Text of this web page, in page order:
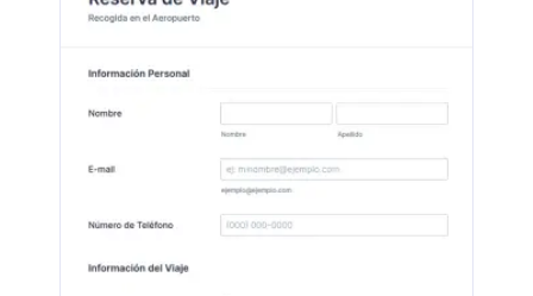
poder reservar con vuestra compañía, e incrementar
de taxis es única, con lo que podéis diseñarlo con
formularios de Jotform de fácil uso! Únicamente,
debéis arrastrar y soltar los campos del formulario y
reorganizar la plantilla, subid vuestro logo de la
compañía o nuevo fondo de imagen, escoged un
tema que más os guste para empezar. Podéis incluso
recopilar pagos para las reservas con los
procesadores de pago confiables que tenemos a